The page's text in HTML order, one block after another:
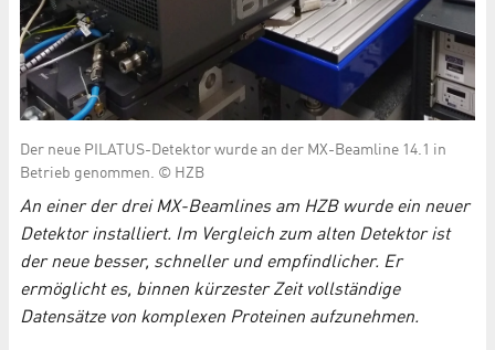
Der neue PILATUS-Detektor wurde an der MX-Beamline 14.1 in
Betrieb genommen. © HZB
An einer der drei MX-Beamlines am HZB wurde ein neuer
Detektor installiert. Im Vergleich zum alten Detektor ist
der neue besser, schneller und empfindlicher. Er
ermöglicht es, binnen kürzester Zeit vollständige
Datensätze von komplexen Proteinen aufzunehmen.